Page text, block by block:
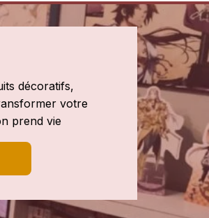
décoratifs,
votre
prend vie